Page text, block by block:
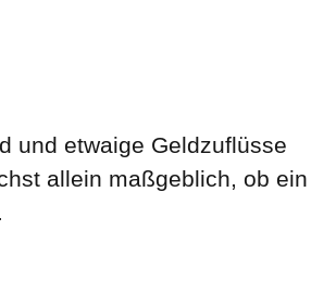
und etwaige Geldzuflüsse
allein maßgeblich, ob ein